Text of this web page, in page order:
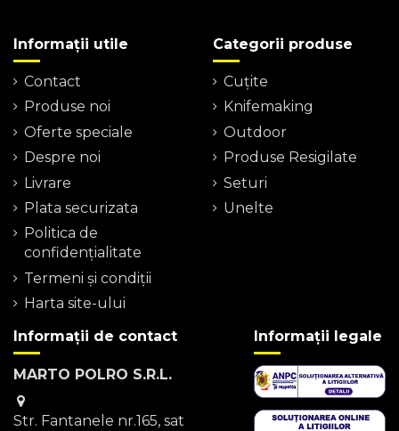
Informații utile
Contact
Produse noi
Oferte speciale
Despre noi
Livrare
Plata securizata
Politica de
confidențialitate
Termeni şi condiţii
Harta site-ului
Categorii produse
Cuțite
Knifemaking
Outdoor
Produse Resigilate
Seturi
Unelte
Informații de contact
MARTO POLRO S.R.L.
Str. Fantanele nr.165, sat
Informații legale